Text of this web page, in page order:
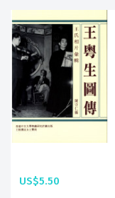
US$5.50